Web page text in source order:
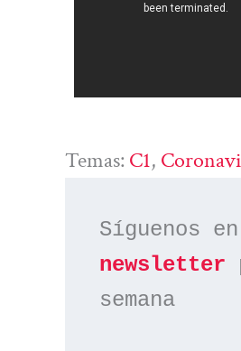
Temas: C1,
Síguenos
newsletter
semana